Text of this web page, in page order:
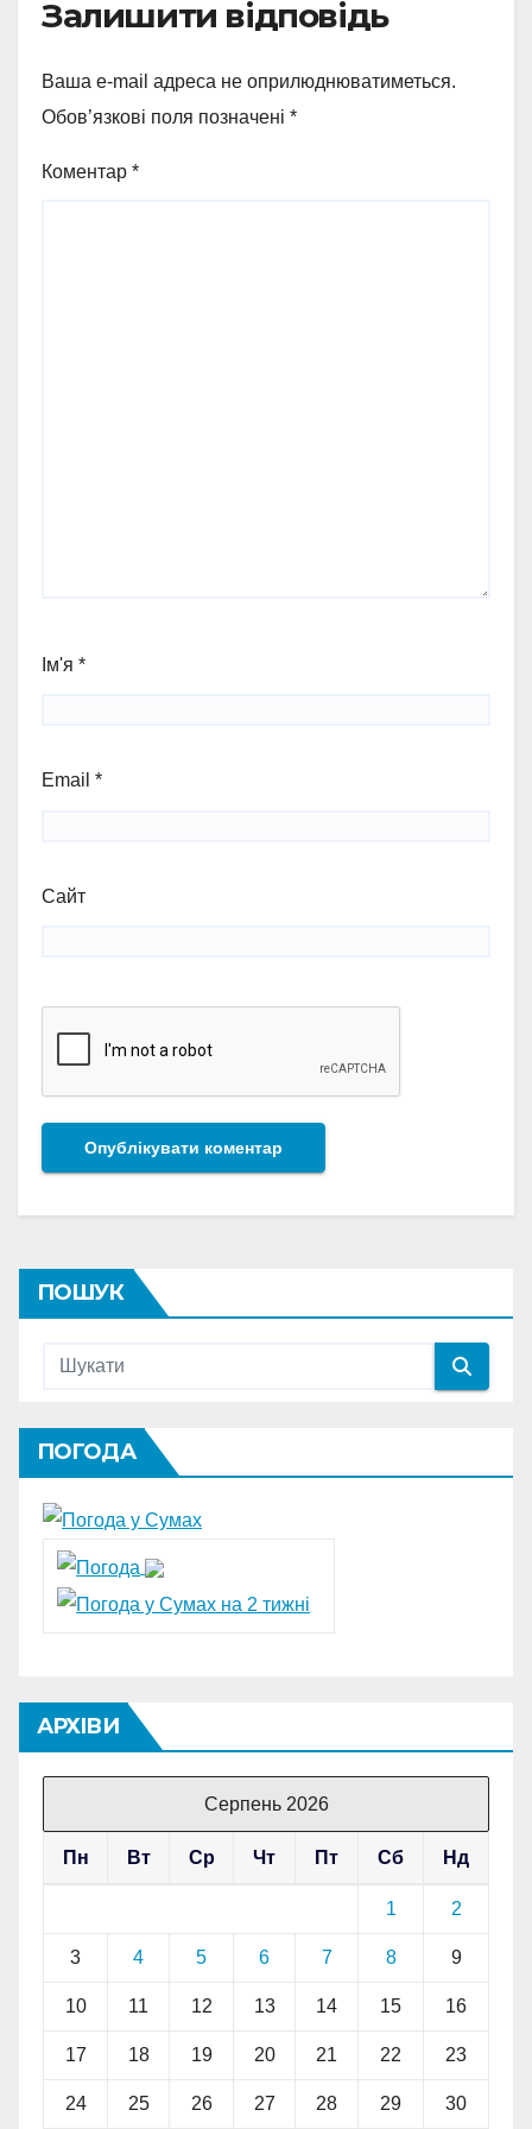
Залишити відповідь
Ваша e-mail адреса не оприлюднюватиметься.
Обов’язкові поля позначені *
Коментар *
Ім'я *
Email *
Сайт
ПОШУК
ПОГОДА
АРХІВИ
Серпень 2026
Пн Вт Ср Чт Пт Сб Нд
1 2
3 4 5 6 7 8 9
10 11 12 13 14 15 16
17 18 19 20 21 22 23
24 25 26 27 28 29 30